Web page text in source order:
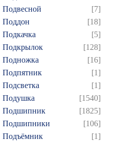
Подвесной
[7]
Поддон
[18]
Подкачка
[5]
Подкрылок
[128]
Подножка
[16]
Подпятник
[1]
Подсветка
[1]
Подушка
[1540]
Подшипник
[1825]
Подшипники
[106]
Подъёмник
[1]